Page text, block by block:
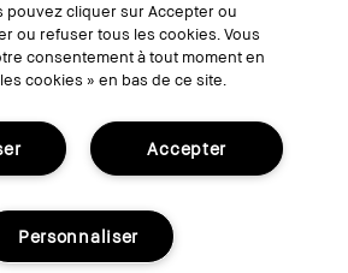
Consignes de tri
pouvez cliquer sur Accepter ou
ou refuser tous les cookies. Vous
consentement à tout moment en
cookies » en bas de ce site.
Accepter
Personnaliser